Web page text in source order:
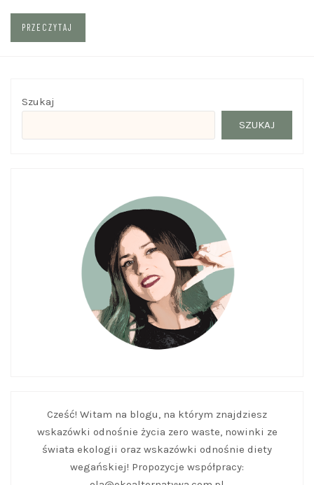
PRZECZYTAJ
Szukaj
SZUKAJ
Cześć! Witam na blogu, na którym znajdziesz
wskazówki odnośnie życia zero waste, nowinki ze
świata ekologii oraz wskazówki odnośnie diety
wegańskiej! Propozycje współpracy: